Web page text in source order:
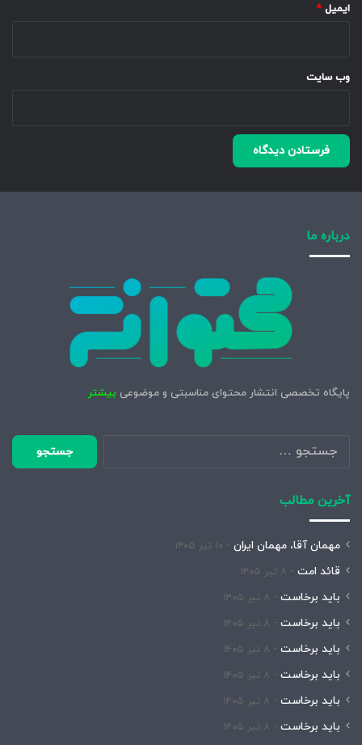
ایمیل *
وب‌ سایت
درباره ما
پایگاه تخصصی انتشار محتوای مناسبتی و موضوعی بیشتر
جستجو
برای:
آخرین مطالب
مهمان آقا، مهمان ایران ۱۰ تیر ۱۴۰۵
قائد امت ۸ تیر ۱۴۰۵
باید برخاست ۸ تیر ۱۴۰۵
باید برخاست ۸ تیر ۱۴۰۵
باید برخاست ۸ تیر ۱۴۰۵
باید برخاست ۸ تیر ۱۴۰۵
باید برخاست ۸ تیر ۱۴۰۵
باید برخاست ۸ تیر ۱۴۰۵